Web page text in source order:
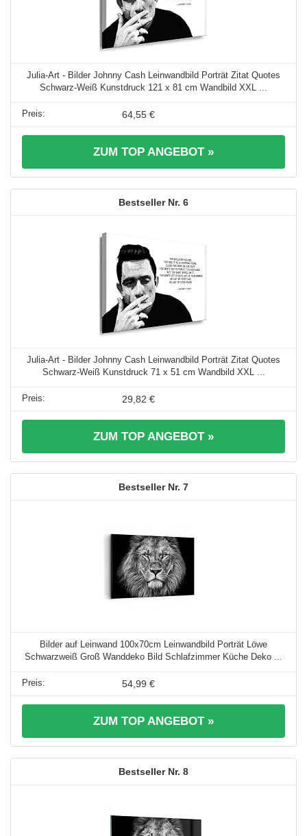
Julia-Art - Bilder Johnny Cash Leinwandbild Porträt Zitat Quotes
Schwarz-Weiß Kunstdruck 121 x 81 cm Wandbild XXL ...
64,55 €
ZUM TOP ANGEBOT »
6
Julia-Art - Bilder Johnny Cash Leinwandbild Porträt Zitat Quotes
Schwarz-Weiß Kunstdruck 71 x 51 cm Wandbild XXL ...
29,82 €
ZUM TOP ANGEBOT »
7
Bilder auf Leinwand 100x70cm Leinwandbild Porträt Löwe
Schwarzweiß Groß Wanddeko Bild Schlafzimmer Küche Deko ...
54,99 €
ZUM TOP ANGEBOT »
8